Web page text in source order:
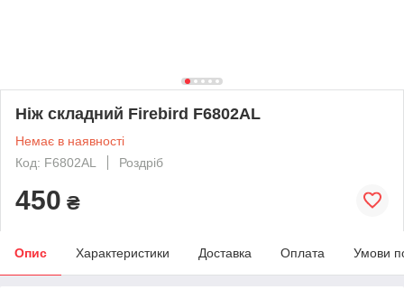
Ніж складний Firebird F6802AL
Немає в наявності
Код: F6802AL
Роздріб
450 ₴
Опис Характеристики Доставка Оплата Умови